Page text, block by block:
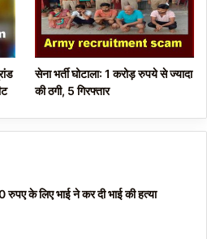
सेना भर्ती घोटाला: 1 करोड़ रुपये से ज्यादा
की ठगी, 5 गिरफ्तार
रुपए के लिए भाई ने कर दी भाई की हत्या